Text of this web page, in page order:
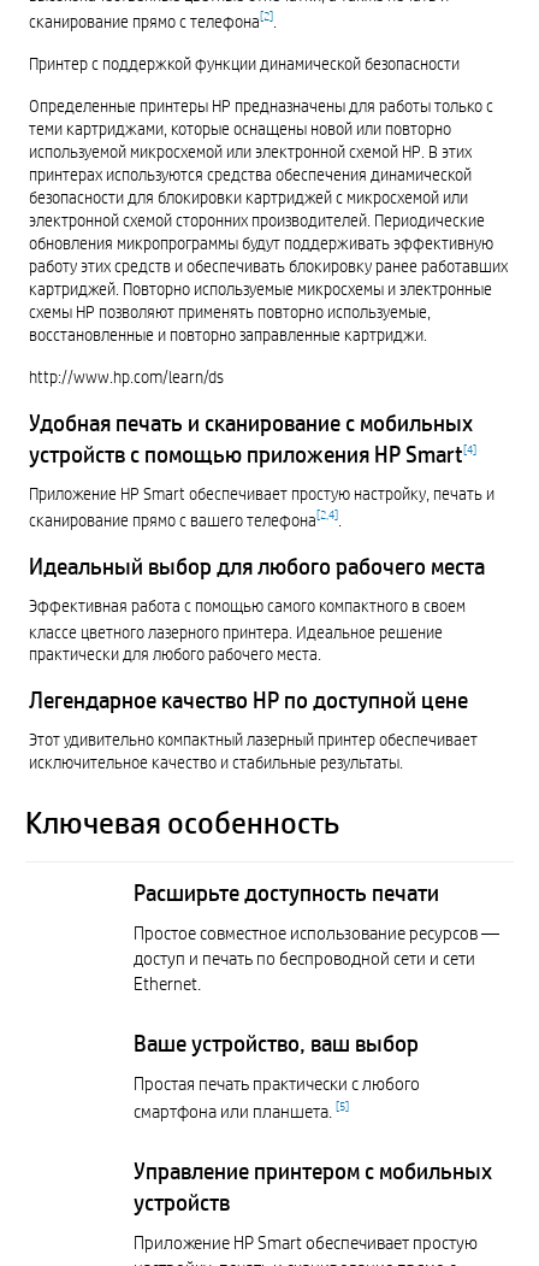
сканирование прямо с телефона[2].
Принтер с поддержкой функции динамической безопасности
Определенные принтеры HP предназначены для работы только с
теми картриджами, которые оснащены новой или повторно
используемой микросхемой или электронной схемой HP. В этих
принтерах используются средства обеспечения динамической
безопасности для блокировки картриджей с микросхемой или
электронной схемой сторонних производителей. Периодические
обновления микропрограммы будут поддерживать эффективную
работу этих средств и обеспечивать блокировку ранее работавших
картриджей. Повторно используемые микросхемы и электронные
схемы HP позволяют применять повторно используемые,
восстановленные и повторно заправленные картриджи.
http://www.hp.com/learn/ds
Удобная печать и сканирование с мобильных
устройств с помощью приложения HP Smart[4]
Приложение HP Smart обеспечивает простую настройку, печать и
сканирование прямо с вашего телефона[2,4].
Идеальный выбор для любого рабочего места
Эффективная работа с помощью самого компактного в своем
классе цветного лазерного принтера . Идеальное решение
практически для любого рабочего места.
Легендарное качество HP по доступной цене
Этот удивительно компактный лазерный принтер обеспечивает
исключительное качество и стабильные результаты.
Ключевая особенность
Расширьте доступность печати
Простое совместное использование ресурсов —
доступ и печать по беспроводной сети и сети
Ethernet.
Ваше устройство, ваш выбор
Простая печать практически с любого
смартфона или планшета. [5]
Управление принтером с мобильных
устройств
Приложение HP Smart обеспечивает простую